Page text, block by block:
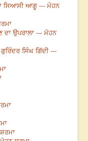
ਸਿਆਸੀ ਆਗੂ --- ਮੋਹਨ
ਦਾ ਉਪਰਾਲਾ --- ਮੋਹਨ
ਸਿੰਘ ਗਿੱਦੀ ---